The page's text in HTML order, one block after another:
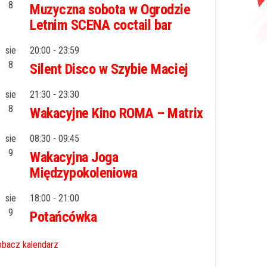
8
Muzyczna sobota w Ogrodzie
Letnim SCENA coctail bar
sie
8
20:00 - 23:59
Silent Disco w Szybie Maciej
sie
8
21:30 - 23:30
Wakacyjne Kino ROMA – Matrix
sie
9
08:30 - 09:45
Wakacyjna Joga
Międzypokoleniowa
sie
9
18:00 - 21:00
Potańcówka
kalendarz